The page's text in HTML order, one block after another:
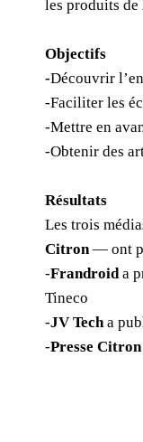
les produits de
Objectifs
-Découvrir
-Faciliter les
-Mettre en
-Obtenir des
Résultats
Les trois
Citron— ont
-Frandroida
Tineco
-JV Techa
-Presse Citron